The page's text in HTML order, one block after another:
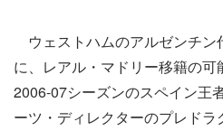
ウェストハムのアルゼンチン
に、レアル・マドリー移籍の可
2006-07シーズンのスペイン王
ーツ・ディレクターのプレド